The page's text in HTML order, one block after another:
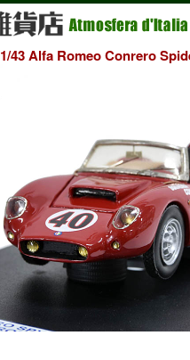
1/43 Alfa Romeo Conrero